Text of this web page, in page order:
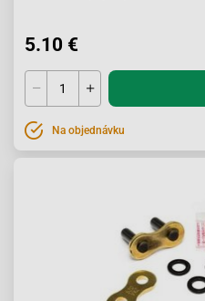
5.10 €
Na objednávku